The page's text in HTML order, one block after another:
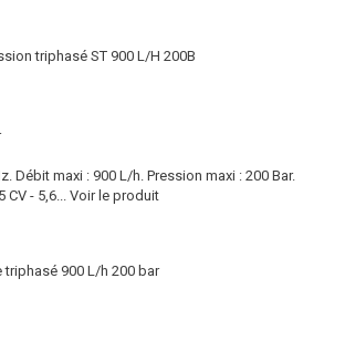
triphasé ST 900 L/H 200B
Débit maxi : 900 L/h. Pression maxi : 200 Bar.
CV - 5,6... Voir le produit
900 L/h 200 bar